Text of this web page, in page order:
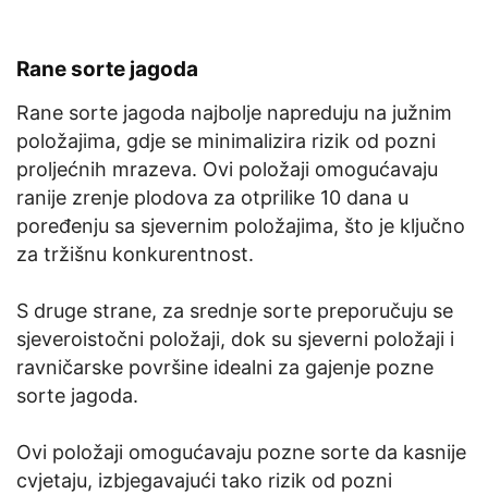
Rane sorte jagoda
Rane sorte jagoda najbolje napreduju na južnim
položajima, gdje se minimalizira rizik od pozni
proljećnih mrazeva. Ovi položaji omogućavaju
ranije zrenje plodova za otprilike 10 dana u
poređenju sa sjevernim položajima, što je ključno
za tržišnu konkurentnost.
S druge strane, za srednje sorte preporučuju se
sjeveroistočni položaji, dok su sjeverni položaji i
ravničarske površine idealni za gajenje pozne
sorte jagoda.
Ovi položaji omogućavaju pozne sorte da kasnije
cvjetaju, izbjegavajući tako rizik od pozni